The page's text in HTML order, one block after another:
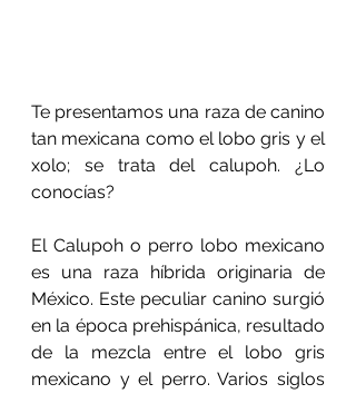
Te presentamos una raza de canino
tan mexicana como el lobo gris y el
xolo; se trata del calupoh. ¿Lo
conocías?
El Calupoh o perro lobo mexicano
es una raza híbrida originaria de
México. Este peculiar canino surgió
en la época prehispánica, resultado
de la mezcla entre el lobo gris
mexicano y el perro. Varios siglos